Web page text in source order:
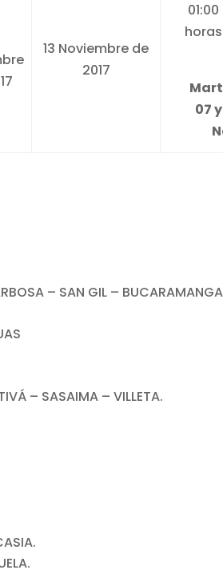
13 Noviembre de
2017
01:00
horas
07
– SAN GIL –
– SASAIMA – VILLETA.